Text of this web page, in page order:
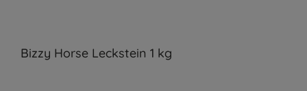
Bizzy Horse Leckstein 1 kg